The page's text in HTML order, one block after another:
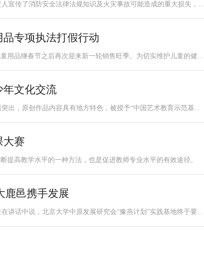
宣传了消防安全法律法规知识及火灾事故可能造成的重大损失，...
专项执法打假行动
用品继春节之后再次迎来新一轮销售旺季。为切实维护儿童的健...
年文化交流
出，原创作品内容具有地方特色，被授予“中国艺术教育示范基...
大赛
提高教学水平的一种方法，也是促进教师专业水平的有效途径。
鹿邑携手发展
讲话中说，北京大学中原发展研究会“豫燕计划”实践基地终于要...